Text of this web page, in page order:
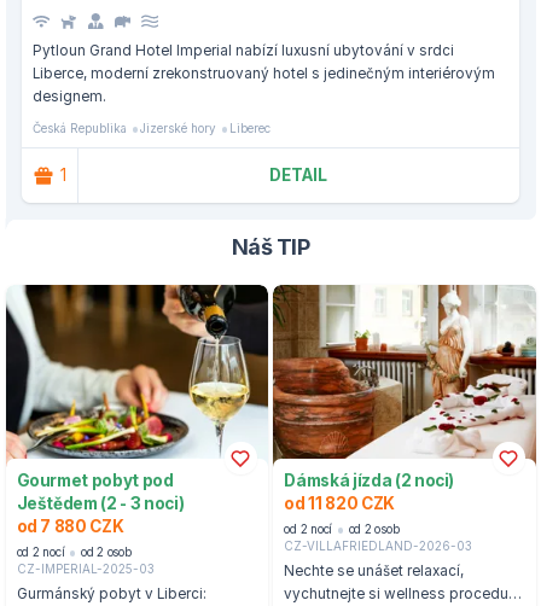
Pytloun Grand Hotel Imperial nabízí luxusní ubytování v srdci
Liberce, moderní zrekonstruovaný hotel s jedinečným interiérovým
designem.
Česká Republika Jizerské hory Liberec
1 DETAIL
Náš TIP
Gourmet pobyt pod
Ještědem (2 - 3 noci)
od 7 880 CZK
od 2 nocí
od 2 osob
CZ-IMPERIAL-2025-03
Gurmánský pobyt v Liberci:
Dámská jízda (2 noci)
od 11 820 CZK
od 2 nocí
od 2 osob
CZ-VILLAFRIEDLAND-2026-03
Nechte se unášet relaxací,
vychutnejte si wellness procedury